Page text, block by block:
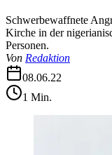
Schwerbewaffnete
Kirche in der
Personen.
Von Redaktion
08.06.22
1 Min.